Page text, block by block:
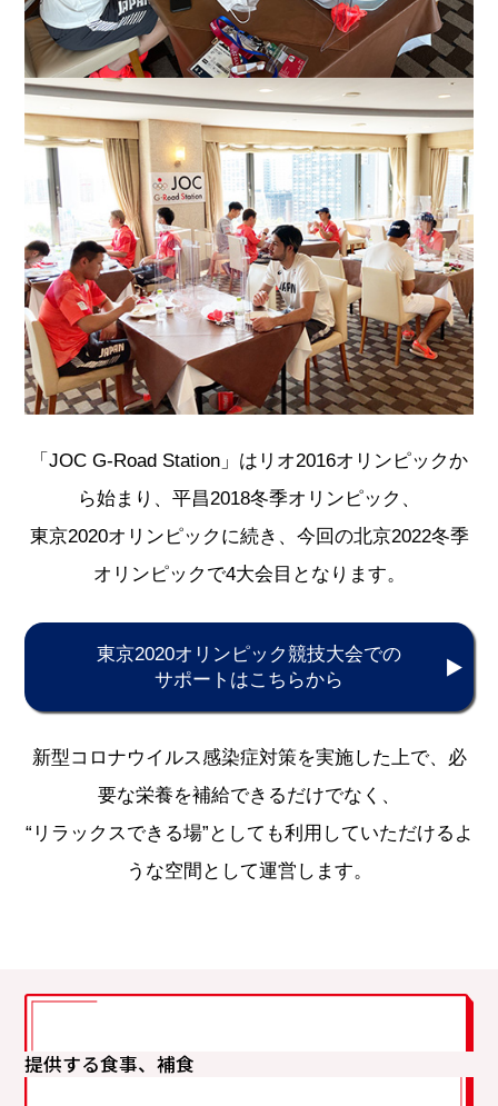
「JOC G-Road Station」はリオ2016オリンピックか
ら始まり、平昌2018冬季オリンピック、
東京2020オリンピックに続き、今回の北京2022冬季
オリンピックで4大会目となります。
東京2020オリンピック競技大会での
サポートはこちらから
新型コロナウイルス感染症対策を実施した上で、必
要な栄養を補給できるだけでなく、
“リラックスできる場”としても利用していただけるよ
うな空間として運営します。
提供する食事、補食